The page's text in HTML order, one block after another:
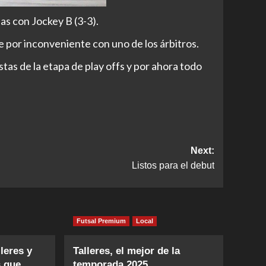
con Jockey B (3-3).
por inconveniente con uno de los árbitros.
de la etapa de play offs y por ahora todo
Next:
Listos para el debut
y
Futsal Premium Local
Talleres, el mejor de la